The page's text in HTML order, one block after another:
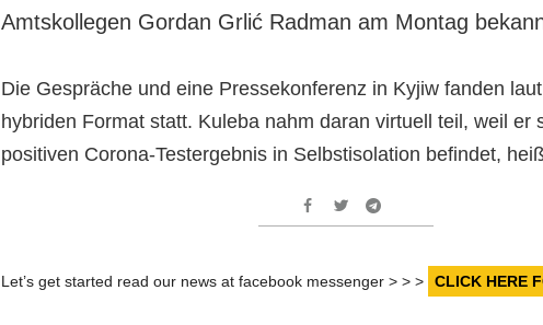
Amtskollegen Gordan Grlić Radman am Montag
Die Gespräche und eine Pressekonferenz in Kyjiw fanden
hybriden Format statt. Kuleba nahm daran virtuell teil, weil er
positiven Corona-Testergebnis in Selbstisolation befindet,
Let’s get started read our news at facebook messenger > > > CLICK HERE